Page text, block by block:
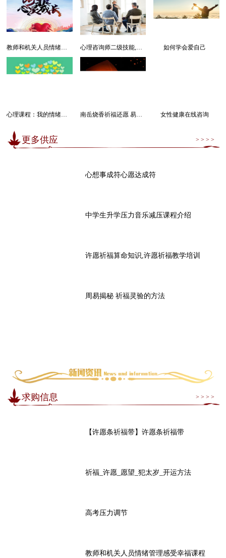
如何学会爱自己
南岳烧香祈福还愿 易经卜卦算命求运 女性健康在线咨询
更多供应 > > > >
心想事成符心愿达成符
中学生升学压力音乐减压课程介绍
许愿祈福算命知识,许愿祈福教学培训
周易揭秘 祈福灵验的方法
求购信息 > > > >
【许愿条祈福带】许愿条祈福带
祈福_许愿_愿望_犯太岁_开运方法
高考压力调节
教师和机关人员情绪管理感受幸福课程